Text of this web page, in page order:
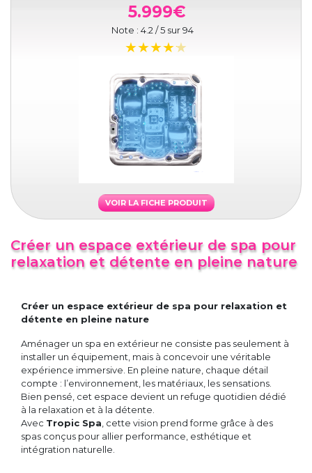
5.999€
Note : 4.2 / 5 sur94
VOIR LA FICHE PRODUIT
Créer un espace extérieur de spa pour
relaxation et détente en pleine nature
Créer un espace extérieur de spa pour relaxation et
détente en pleine nature
Aménager un spa en extérieur ne consiste pas seulement à
installer un équipement, mais à concevoir une véritable
expérience immersive. En pleine nature, chaque détail
compte : l’environnement, les matériaux, les sensations.
Bien pensé, cet espace devient un refuge quotidien dédié
à la relaxation et à la détente.
Avec Tropic Spa , cette vision prend forme grâce à des
spas conçus pour allier performance, esthétique et
intégration naturelle.